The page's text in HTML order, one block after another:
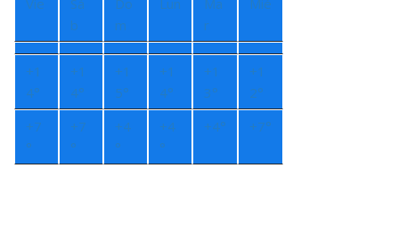
Vie
Sá
b
Do
m
Lun
Ma
r
Mié
+1
4°
+1
4°
+1
5°
+1
4°
+1
3°
+1
2°
+7
°
+7
°
+4
°
+4
°
+4° +7°